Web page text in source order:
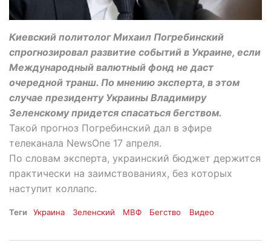
Киевский политолог Михаил Погребинский
спрогнозировал развитие событий в Украине, если
Международный валютный фонд не даст
очередной транш. По мнению эксперта, в этом
случае президенту Украины Владимиру
Зеленскому придется спасаться бегством.
Такой прогноз Погребинский дал в эфире
телеканала NewsOne 17 апреля.
По словам эксперта, украинский бюджет держится
практически на заимствованиях, без которых
наступит коллапс.
Теги Украина Зеленский МВФ Бегство Видео